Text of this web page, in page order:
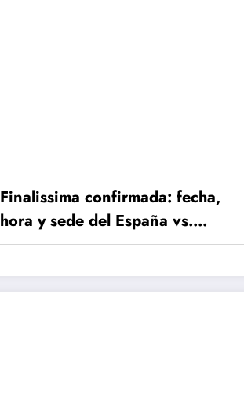
Finalissima confirmada: fecha,
hora y sede del España vs.
Argentina